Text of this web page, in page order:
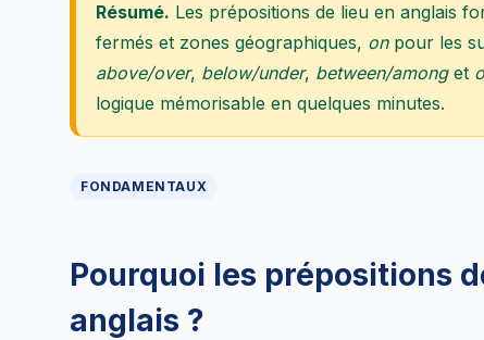
Résumé. Les prépositions de lieu en anglais
fermés et zones géographiques, onpour les
above/over, below/under, between/amonget
logique mémorisable en quelques minutes.
FONDAMENTAUX
Pourquoi les prépositions
anglais ?